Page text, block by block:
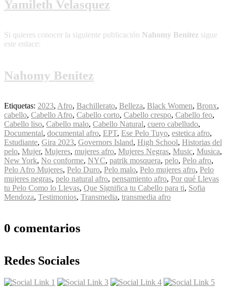
Yamileth Velasquez
Si quieres conocer la siguiente publicación Nahomy Benitez sigue
este enlace:
Nahomy Benitez
Etiquetas: 2023, Afro, Bachillerato, Belleza, Black Women, Bronx,
cabello, Cabello Afro, Cabello corto, Cabello crespo, Cabello feo,
Cabello liso, Cabello malo, Cabello Natural, cuero cabelludo,
Documental, documental afro, EPT, Ese Pelo Tuyo, estetica afro,
Estudiante, Gira 2023, Governors Island, High School, Historias del
pelo, Mujer, Mujeres, mujeres afro, Mujeres Negras, Music, Musica,
New York, No conforme, NYC, patrik mosquera, pelo, Pelo afro,
Pelo Afro Mujeres, Pelo Duro, Pelo malo, Pelo mujeres afro, Pelo
mujeres negras, pelo natural afro, pensamiento afro, Por qué Llevas
tu Pelo Como lo Llevas, Que Significa tu Cabello para ti, Sofia
Mendoza, Testimonios, Transmedia, transmedia afro
0 comentarios
Redes Sociales